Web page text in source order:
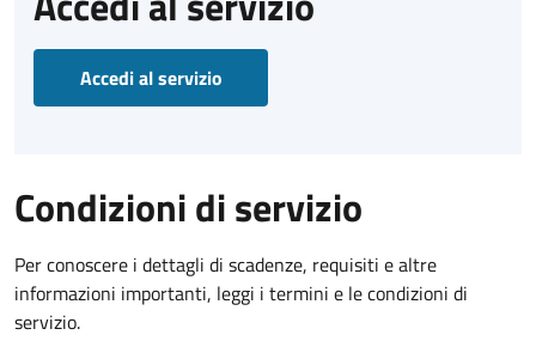
Accedi al servizio
Condizioni di servizio
Per conoscere i dettagli di scadenze, requisiti e altre
informazioni importanti, leggi i termini e le condizioni di
servizio.